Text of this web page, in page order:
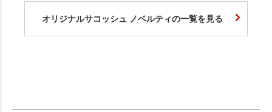
オリジナルサコッシュ ノベルティの一覧を見る